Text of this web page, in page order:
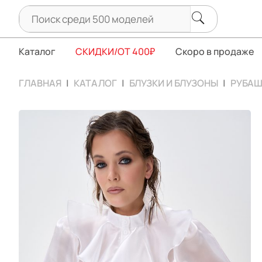
Каталог СКИДКИ/ОТ 400₽ Скоро в продаже
ГЛАВНАЯ КАТАЛОГ БЛУЗКИ И БЛУЗОНЫ